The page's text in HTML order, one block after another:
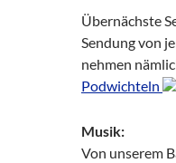
Übernächste
Sendung von
nehmen
Podwichteln
Musik:
Von unserem